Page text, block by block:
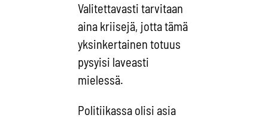
Valitettavasti tarvitaan
aina kriisejä, jotta tämä
yksinkertainen totuus
pysyisi laveasti
mielessä.
Politiikassa olisi asia